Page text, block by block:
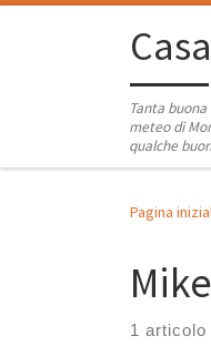
Passa al contenuto
Tanta
meteo di
qualche
Pagina
1 articolo